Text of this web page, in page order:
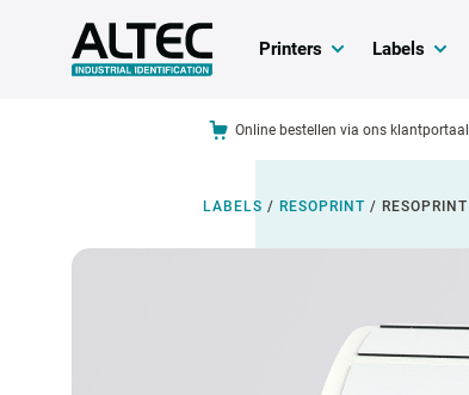
Printers Labels
Online bestellen via ons klantportaal
LABELS / RESOPRINT / RESOPRINT